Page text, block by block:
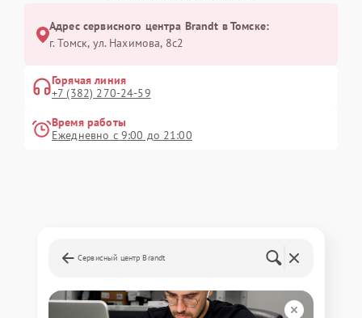
Адрес сервисного центра Brandt в Томске:
г. Томск, ул. Нахимова, 8с2
Горячая линия
+7 (382) 270-24-59
Время работы
Ежедневно с 9:00 до 21:00
Сервисный центр Brandt